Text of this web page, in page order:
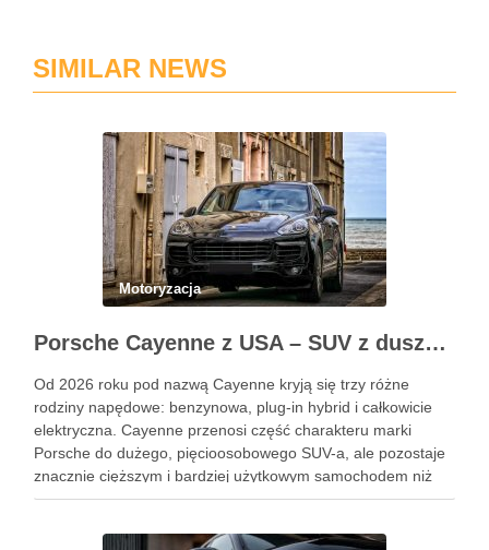
SIMILAR NEWS
Motoryzacja
Porsche Cayenne z USA – SUV z duszą 911
Od 2026 roku pod nazwą Cayenne kryją się trzy różne
rodziny napędowe: benzynowa, plug-in hybrid i całkowicie
elektryczna. Cayenne przenosi część charakteru marki
Porsche do dużego, pięcioosobowego SUV-a, ale pozostaje
znacznie cięższym i bardziej użytkowym samochodem niż
911. Podobne wpisy Jak rozpoznać objawy uszkodzonego